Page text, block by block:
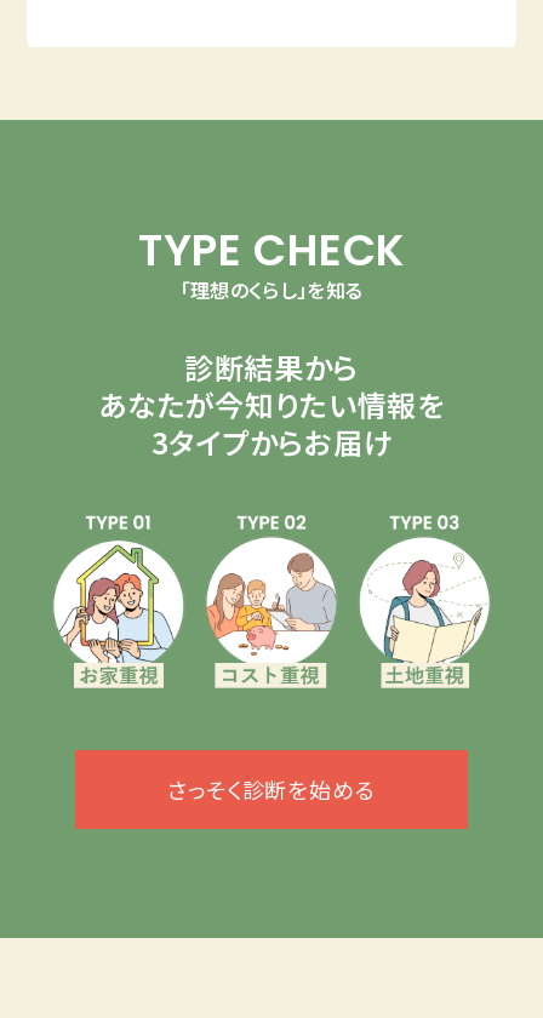
TYPE CHECK
「理想のくらし」を知る
診断結果から
あなたが今知りたい情報を
3タイプからお届け
さっそく診断を始める